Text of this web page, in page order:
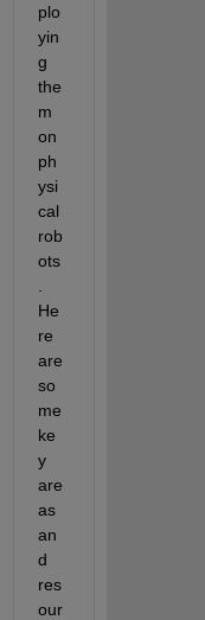
plo
yin
g
the
m
on
ph
ysi
cal
rob
ots
He
re
are
so
me
ke
y
are
as
an
d
res
our